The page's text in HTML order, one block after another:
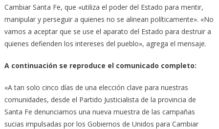
Cambiar Santa Fe, que «utiliza el poder del Estado para mentir,
manipular y perseguir a quienes no se alinean políticamente». «No
vamos a aceptar que se use el aparato del Estado para destruir a
quienes defienden los intereses del pueblo», agrega el mensaje.
A continuación se reproduce el comunicado completo:
«A tan solo cinco días de una elección clave para nuestras
comunidades, desde el Partido Justicialista de la provincia de
Santa Fe denunciamos una nueva muestra de las campañas
sucias impulsadas por los Gobiernos de Unidos para Cambiar